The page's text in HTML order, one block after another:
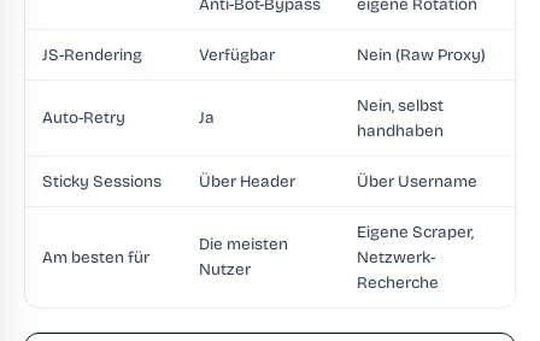
Anti-Bot-Bypass
eigene Rotation
JS-Rendering Verfügbar Nein (Raw Proxy)
Auto-Retry Ja
Nein, selbst
handhaben
Sticky Sessions Über Header Über Username
Am besten für
Die meisten
Nutzer
Eigene Scraper,
Netzwerk-
Recherche